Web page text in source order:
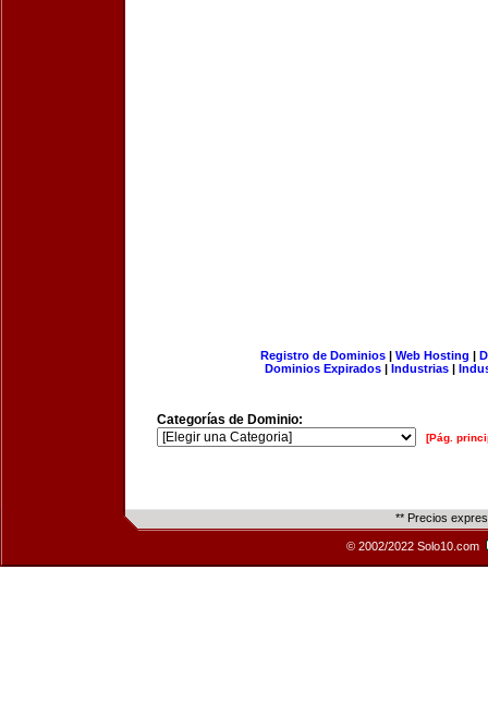
Registro de Dominios| Web Hosting |
Dominios Expirados | Industrias |
Categorías de Dominio:
[Pág.
** Precios
© 2002/2022 Solo10.com